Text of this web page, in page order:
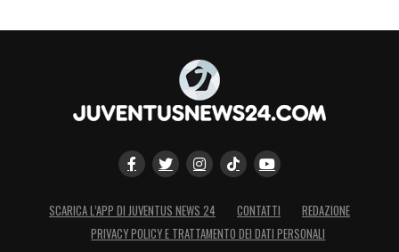
SCARICA L’APP DI JUVENTUS NEWS 24 CONTATTI
REDAZIONE
PRIVACY POLICY E TRATTAMENTO DEI DATI PERSONALI